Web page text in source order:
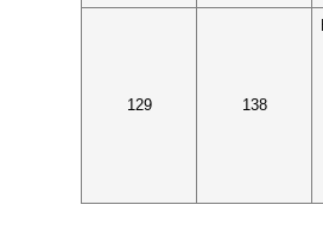
129 138